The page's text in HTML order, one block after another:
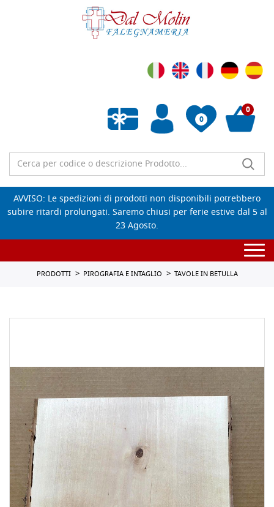
0
Wishlist vuota
0
AVVISO: Le spedizioni di prodotti non disponibili potrebbero
subire ritardi prolungati. Saremo chiusi per ferie estive dal 5 al
23 Agosto.
PRODOTTI PIROGRAFIA E INTAGLIO TAVOLE IN BETULLA